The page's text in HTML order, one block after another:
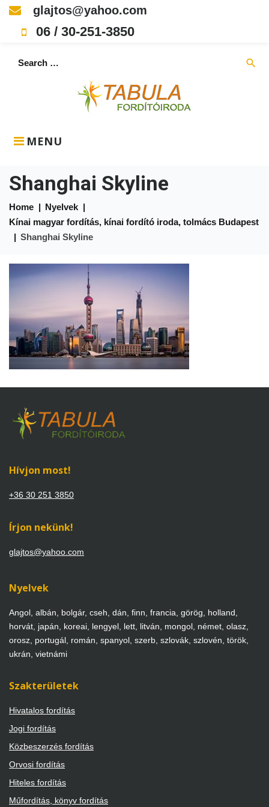
Skip
content
glajtos@yahoo.com
06 / 30-251-3850
MENU
Search
search
Shanghai Skyline
Home | Nyelvek |
Kínai magyar fordítás, kínai fordító iroda, tolmács Budapest
| Shanghai Skyline
Shanghai
Skyline
Hívjon most!
+36 30 251 3850
Írjon nekünk!
glajtos@yahoo.com
Nyelvek
Angol, albán, bolgár, cseh, dán, finn, francia, görög, holland,
horvát, japán, koreai, lengyel, lett, litván, mongol, német, olasz,
orosz, portugál, román, spanyol, szerb, szlovák, szlovén, török,
ukrán, vietnámi
Szakterületek
Hivatalos fordítás
Jogi fordítás
Közbeszerzés fordítás
Orvosi fordítás
Hiteles fordítás
Műfordítás, könyv fordítás